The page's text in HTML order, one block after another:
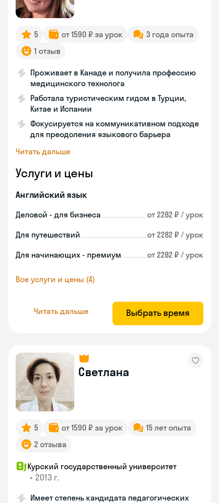
5 от 1590 ₽ за урок
3 года опыта
1 отзыв
Проживает в Канаде и получила профессию
медицинского технолога
Работала туристическим гидом в Турции,
Китае и Испании
Фокусируется на коммуникативном подходе
для преодоления языкового барьера
Читать дальше
Услуги и цены
Английский язык
Деловой - для бизнеса от 2282 ₽ / урок
Для путешествий от 2282 ₽ / урок
Для начинающих - премиум от 2282 ₽ / урок
Все услуги и цены (4)
Читать дальше Выбрать время
Светлана
5 от 1590 ₽ за урок
15 лет опыта
2 отзыва
Курский государственный университет
• 2013 г.
Имеет степень кандидата педагогических